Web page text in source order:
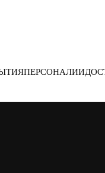
ПЕРСОНАЛИИ